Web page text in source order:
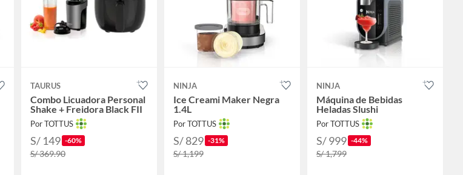
TAURUS
Combo Licuadora Personal
Shake + Freidora Black FII
Por TOTTUS
S/ 149 -60%
S/ 369.90
NINJA
Ice Creami Maker Negra
1.4L
Por TOTTUS
S/ 829 -31%
S/ 1,199
NINJA
Máquina de Bebidas
Heladas Slushi
Por TOTTUS
S/ 999 -44%
S/ 1,799